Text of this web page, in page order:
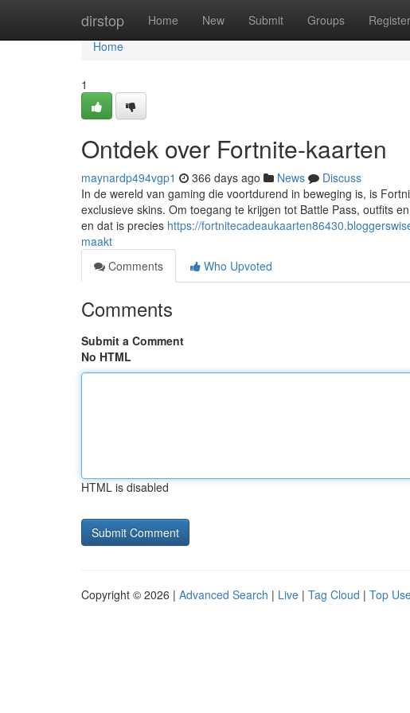
dirstop Home New Submit Groups Register
Home
Home
1
Ontdek over Fortnite-kaarten
maynardp494vgp1 366 days ago News
Discuss
In de wereld van gaming die voortdurend in beweging is, is
exclusieve skins. Om toegang te krijgen tot Battle Pass, outfits
en dat is precies https://
maakt
Comments
Who Upvoted
Comments
Submit a Comment
No HTML
HTML is disabled
Copyright © 2026 | Advanced Search | Live | Tag Cloud | Top